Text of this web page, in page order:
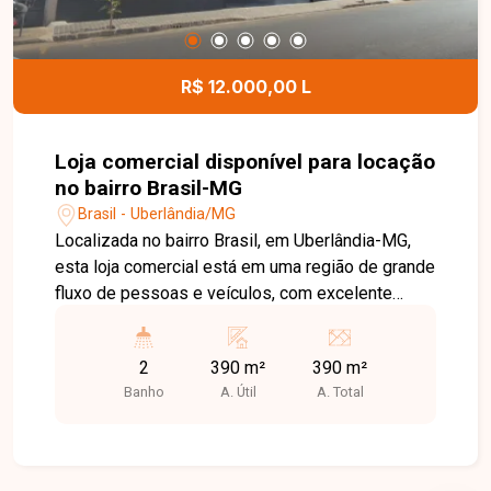
área de lazer no bairro Aclimação. Agende uma
visita e venha conhecer todos os detalhes deste
R$ 12.000,00 L
Loja comercial disponível para locação
no bairro Brasil-MG
Brasil - Uberlândia/MG
Localizada no bairro Brasil, em Uberlândia-MG,
esta loja comercial está em uma região de grande
fluxo de pessoas e veículos, com excelente
comércios e serviços, oferece uma localização
estratégica para empresas que buscam destaque
e praticidade. O imóvel possui aproximadamente
2
Banho
390 m²
A. Útil
390 m²
A. Total